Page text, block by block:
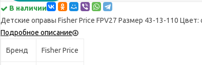
В наличии
Детские оправы Fisher Price FPV27 Размер 43-13-110 Цвет:
Подробное описание
Бренд Fisher Price